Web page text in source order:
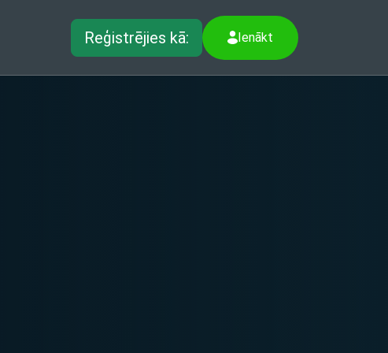
Reģistrējies kā: Ienākt